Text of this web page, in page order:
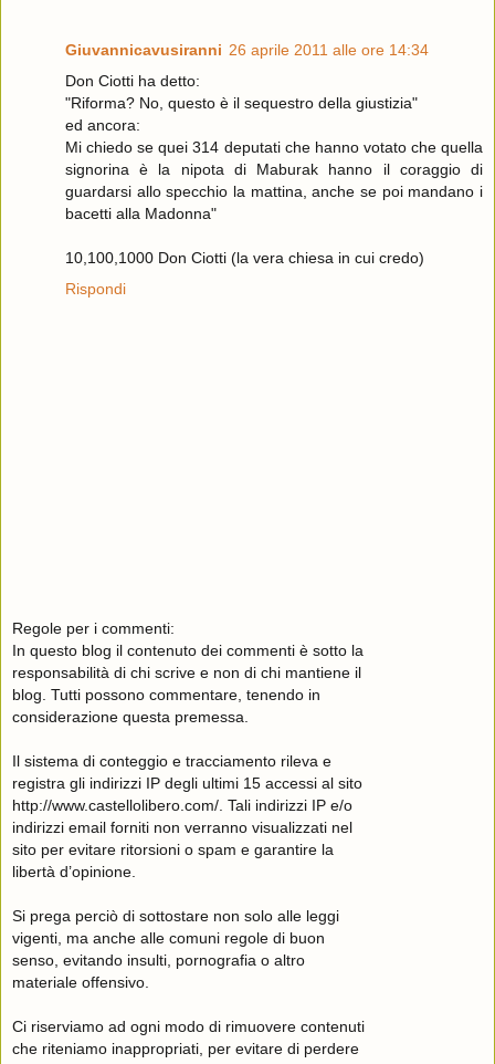
Giuvannicavusiranni 26 aprile 2011 alle ore 14:34
Don Ciotti ha detto:
"Riforma? No, questo è il sequestro della giustizia"
ed ancora:
Mi chiedo se quei 314 deputati che hanno votato che quella
signorina è la nipota di Maburak hanno il coraggio di
guardarsi allo specchio la mattina, anche se poi mandano i
bacetti alla Madonna"
10,100,1000 Don Ciotti (la vera chiesa in cui credo)
Rispondi
Regole per i commenti:
In questo blog il contenuto dei commenti è sotto la
responsabilità di chi scrive e non di chi mantiene il
blog. Tutti possono commentare, tenendo in
considerazione questa premessa.
Il sistema di conteggio e tracciamento rileva e
registra gli indirizzi IP degli ultimi 15 accessi al sito
http://www.castellolibero.com/. Tali indirizzi IP e/o
indirizzi email forniti non verranno visualizzati nel
sito per evitare ritorsioni o spam e garantire la
libertà d’opinione.
Si prega perciò di sottostare non solo alle leggi
vigenti, ma anche alle comuni regole di buon
senso, evitando insulti, pornografia o altro
materiale offensivo.
Ci riserviamo ad ogni modo di rimuovere contenuti
che riteniamo inappropriati, per evitare di perdere